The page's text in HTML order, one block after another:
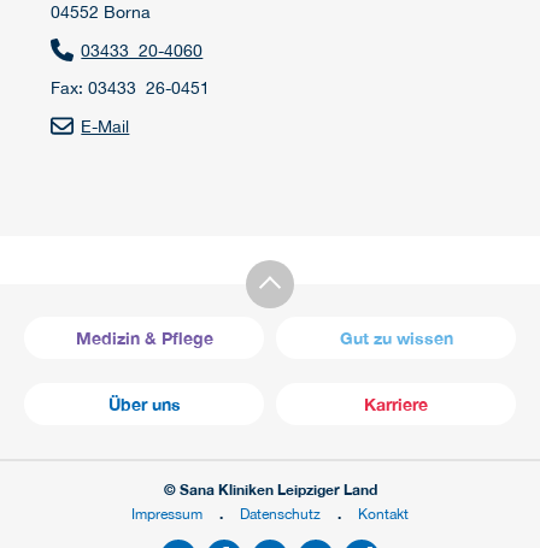
04552 Borna
03433 20-4060
Fax: 03433 26-0451
E-Mail
Medizin & Pflege Gut zu wissen
Über uns Karriere
© Sana Kliniken Leipziger Land
Impressum
Datenschutz Kontakt